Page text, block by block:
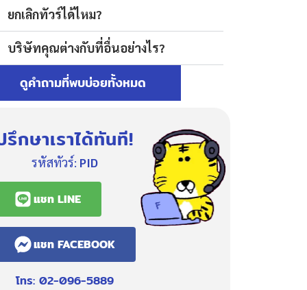
ยกเลิกทัวร์ได้ไหม?
บริษัทคุณต่างกับที่อื่นอย่างไร?
ดูคำถามที่พบบ่อยทั้งหมด
รึกษาเราได้ทันที!
รหัสทัวร์: PID
แชท LINE
แชท FACEBOOK
โทร: 02-096-5889